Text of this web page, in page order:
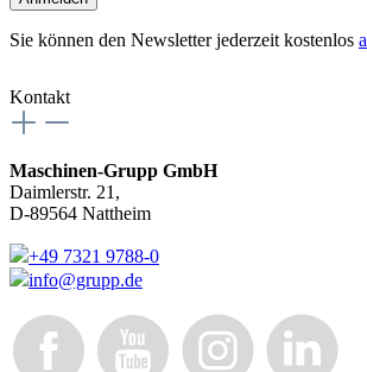
Sie können den Newsletter jederzeit kostenlos
Kontakt
Maschinen-Grupp GmbH
Daimlerstr. 21,
D-89564 Nattheim
+49 7321 9788-0
info@grupp.de